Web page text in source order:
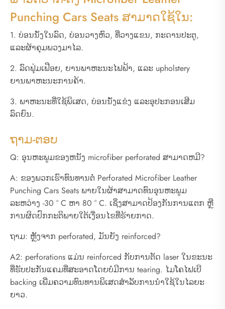
Punching Cars Seats ສາມາດໃຊ້ໃນ:
1. ບ່ອນນັ່ງໃນລົດ, ບ່ອນວາງຫົວ, ທີ່ວາງແຂນ, ກະດານປະຕູ,
ແລະຜ້າຄຸມພວງມາໄລ.
2. ລົດຟຸ່ມເຟືອຍ, ຍານພາຫະນະໄຟຟ້າ, ແລະ upholstery
ຍານພາຫະນະການຄ້າ.
3. ພາຫະນະທີ່ໃຊ້ພິເສດ, ບ່ອນນັ່ງແຂ່ງ ແລະອຸປະກອນເສີມ
ລົດຍົນ.
ຖາມ-ຕອບ
Q: ອຸນຫະພູມຂອງຫນັງ microfiber perforated ສາມາດຫມີ?
A: ຂອງພວກເຮົາທົນທານຕໍ່ Perforated Microfiber Leather
Punching Cars Seats ພາຍໃນຜ້າສາມາດທົນອຸນຫະພູມ
ລະຫວ່າງ -30 ° C ຫາ 80 ° C. ເຊິ່ງສາມາດປ້ອງກັນການແຕກ ຫຼື
ການຜິດປົກກະຕິພາຍໃຕ້ເງື່ອນໄຂທີ່ຮ້າຍກາດ.
ຖາມ: ຫຼັງຈາກ perforated, ມັນຍັງ reinforced?
A2: perforations ແມ່ນ reinforced ກັບການຕັດ laser ໃນຂະນະ
ທີ່ຮັບປະກັນແຄມທີ່ສະອາດໂດຍບໍ່ມີການ tearing. ໄມໂຄໄຟເບີ
backing ເພີ່ມຄວາມທົນທານພິເສດສໍາລັບການນໍາໃຊ້ໃນໄລຍະ
ຍາວ.